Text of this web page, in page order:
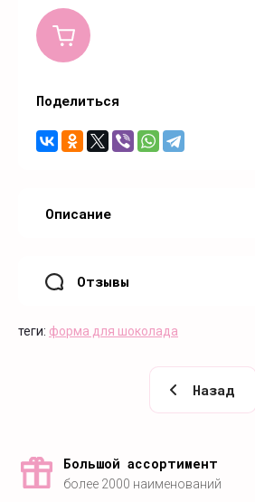
Поделиться
Описание
Отзывы
теги: форма для шоколада
Назад
Большой ассортимент
более 2000 наименований